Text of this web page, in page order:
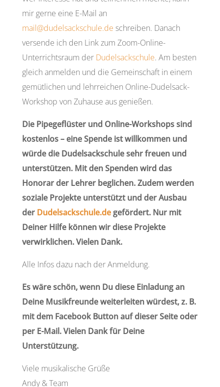
mir gerne eine E-Mail an
mail@dudelsackschule.de schreiben. Danach
versende ich den Link zum Zoom-Online-
Unterrichtsraum der Dudelsackschule. Am besten
gleich anmelden und die Gemeinschaft in einem
gemütlichen und lehrreichen Online-Dudelsack-
Workshop von Zuhause aus genießen.
Die Pipegeflüster und Online-Workshops sind
kostenlos – eine Spende ist willkommen und
würde die Dudelsackschule sehr freuen und
unterstützen. Mit den Spenden wird das
Honorar der Lehrer beglichen. Zudem werden
soziale Projekte unterstützt und der Ausbau
der Dudelsackschule.degefördert. Nur mit
Deiner Hilfe können wir diese Projekte
verwirklichen. Vielen Dank.
Alle Infos dazu nach der Anmeldung.
Es wäre schön, wenn Du diese Einladung an
Deine Musikfreunde weiterleiten würdest, z. B.
mit dem Facebook Button auf dieser Seite oder
per E-Mail. Vielen Dank für Deine
Unterstützung.
Viele musikalische Grüße
Andy & Team